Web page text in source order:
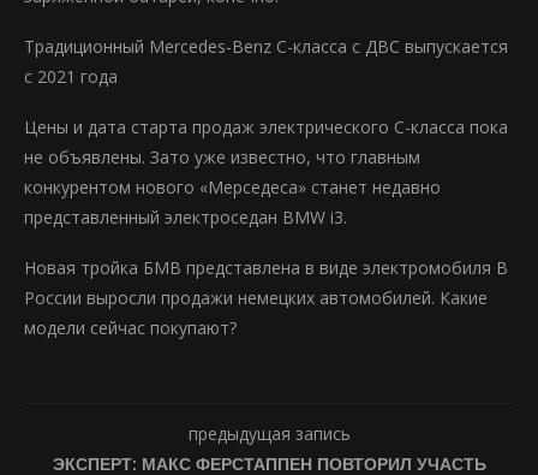
Традиционный Mercedes-Benz C-класса с ДВС выпускается
с 2021 года
Цены и дата старта продаж электрического C-класса пока
не объявлены. Зато уже известно, что главным
конкурентом нового «Мерседеса» станет недавно
представленный электроседан BMW i3.
Новая тройка БМВ представлена в виде электромобиля В
России выросли продажи немецких автомобилей. Какие
модели сейчас покупают?
предыдущая запись
ЭКСПЕРТ: МАКС ФЕРСТАППЕН ПОВТОРИЛ УЧАСТЬ